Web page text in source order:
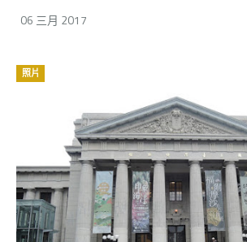
06 三月 2017
照片